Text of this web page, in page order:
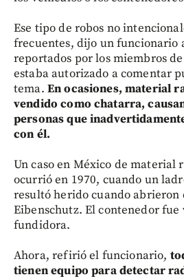
Ese tipo de robos no
frecuentes, dijo un funcionario
reportados por los miembros
estaba autorizado a comentar
tema. En ocasiones, material
vendido como chatarra,
personas que
con él.
Un caso en México de material
ocurrió en 1970, cuando un
resultó herido cuando abrieron
Eibenschutz. El contenedor fue
fundidora.
Ahora, refirió el funcionario,
tienen equipo para detectar